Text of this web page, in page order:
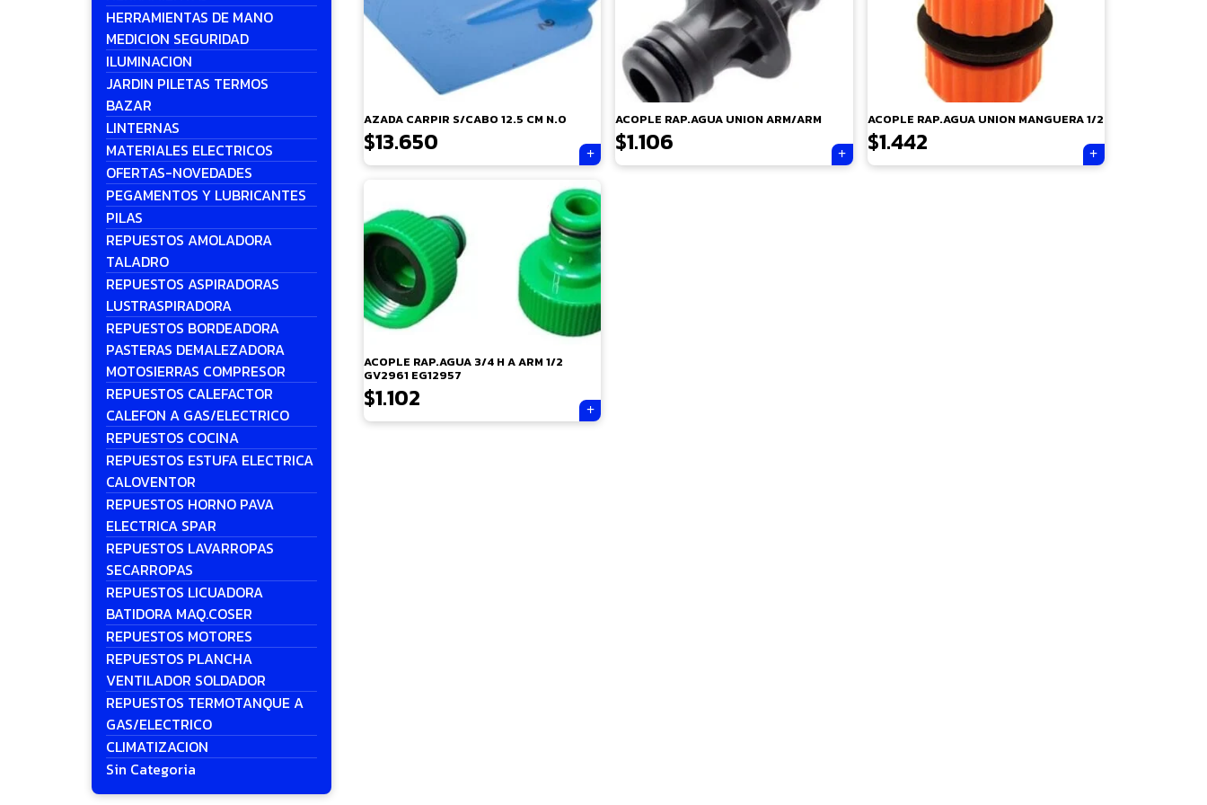
HERRAMIENTAS DE MANO
MEDICION SEGURIDAD
ILUMINACION
JARDIN PILETAS TERMOS
BAZAR
LINTERNAS
MATERIALES ELECTRICOS
OFERTAS-NOVEDADES
PEGAMENTOS Y LUBRICANTES
PILAS
REPUESTOS AMOLADORA
TALADRO
REPUESTOS ASPIRADORAS
LUSTRASPIRADORA
REPUESTOS BORDEADORA
PASTERAS DEMALEZADORA
MOTOSIERRAS COMPRESOR
REPUESTOS CALEFACTOR
CALEFON A GAS/ELECTRICO
REPUESTOS COCINA
REPUESTOS ESTUFA ELECTRICA
CALOVENTOR
REPUESTOS HORNO PAVA
ELECTRICA SPAR
REPUESTOS LAVARROPAS
SECARROPAS
REPUESTOS LICUADORA
BATIDORA MAQ.COSER
REPUESTOS MOTORES
REPUESTOS PLANCHA
VENTILADOR SOLDADOR
REPUESTOS TERMOTANQUE A
GAS/ELECTRICO
CLIMATIZACION
Sin Categoria
AZADA CARPIR S/CABO 12.5 CM N.0
$13.650
ACOPLE RAP.AGUA UNION ARM/ARM
$1.106
ACOPLE RAP.AGUA UNION MANGUERA 1/2
$1.442
ACOPLE RAP.AGUA 3/4 H A ARM 1/2
GV2961 EG12957
$1.102